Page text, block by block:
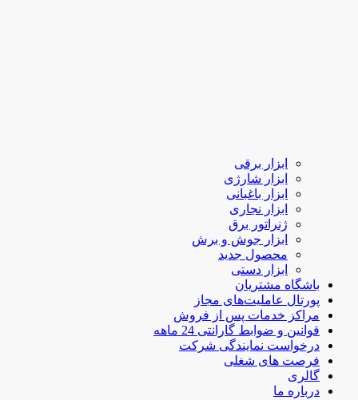
ابزار برقی
ابزار شارژی
ابزار باغبانی
ابزار نجاری
ژنراتور برق
ابزار جوش و برش
محصول جدید
ابزار دستی
باشگاه مشتریان
پورتال عاملیت‌های مجاز
مراکز خدمات پس از فروش
قوانین و ضوابط گارانتی 24 ماهه
درخواست نمایندگی شرکت
فرصت های شغلی
گالری
درباره ما